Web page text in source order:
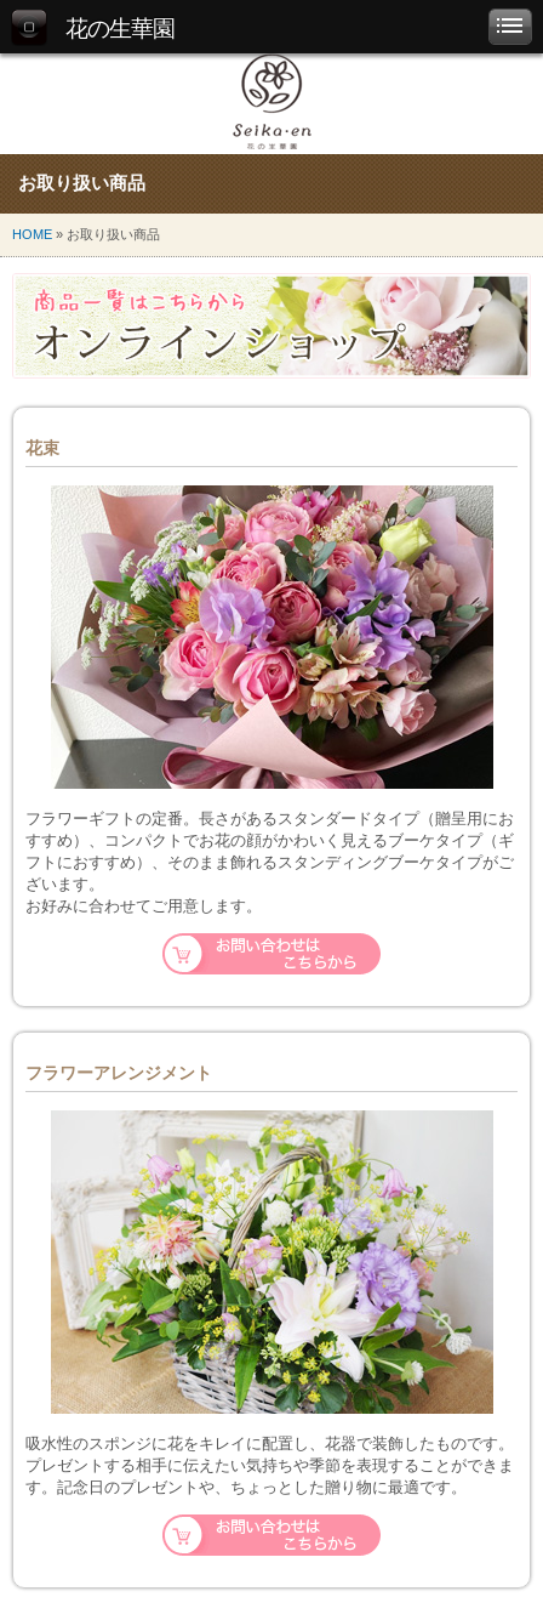
花の生華園
お取り扱い商品
HOME » お取り扱い商品
花束
フラワーギフトの定番。長さがあるスタンダードタイプ（贈呈用にお
すすめ）、コンパクトでお花の顔がかわいく見えるブーケタイプ（ギ
フトにおすすめ）、そのまま飾れるスタンディングブーケタイプがご
ざいます。
お好みに合わせてご用意します。
フラワーアレンジメント
吸水性のスポンジに花をキレイに配置し、花器で装飾したものです。
プレゼントする相手に伝えたい気持ちや季節を表現することができま
す。記念日のプレゼントや、ちょっとした贈り物に最適です。